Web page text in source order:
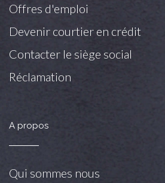
Offres d'emploi
Devenir courtier en crédit
Contacter le siège social
Réclamation
A propos
Qui sommes nous